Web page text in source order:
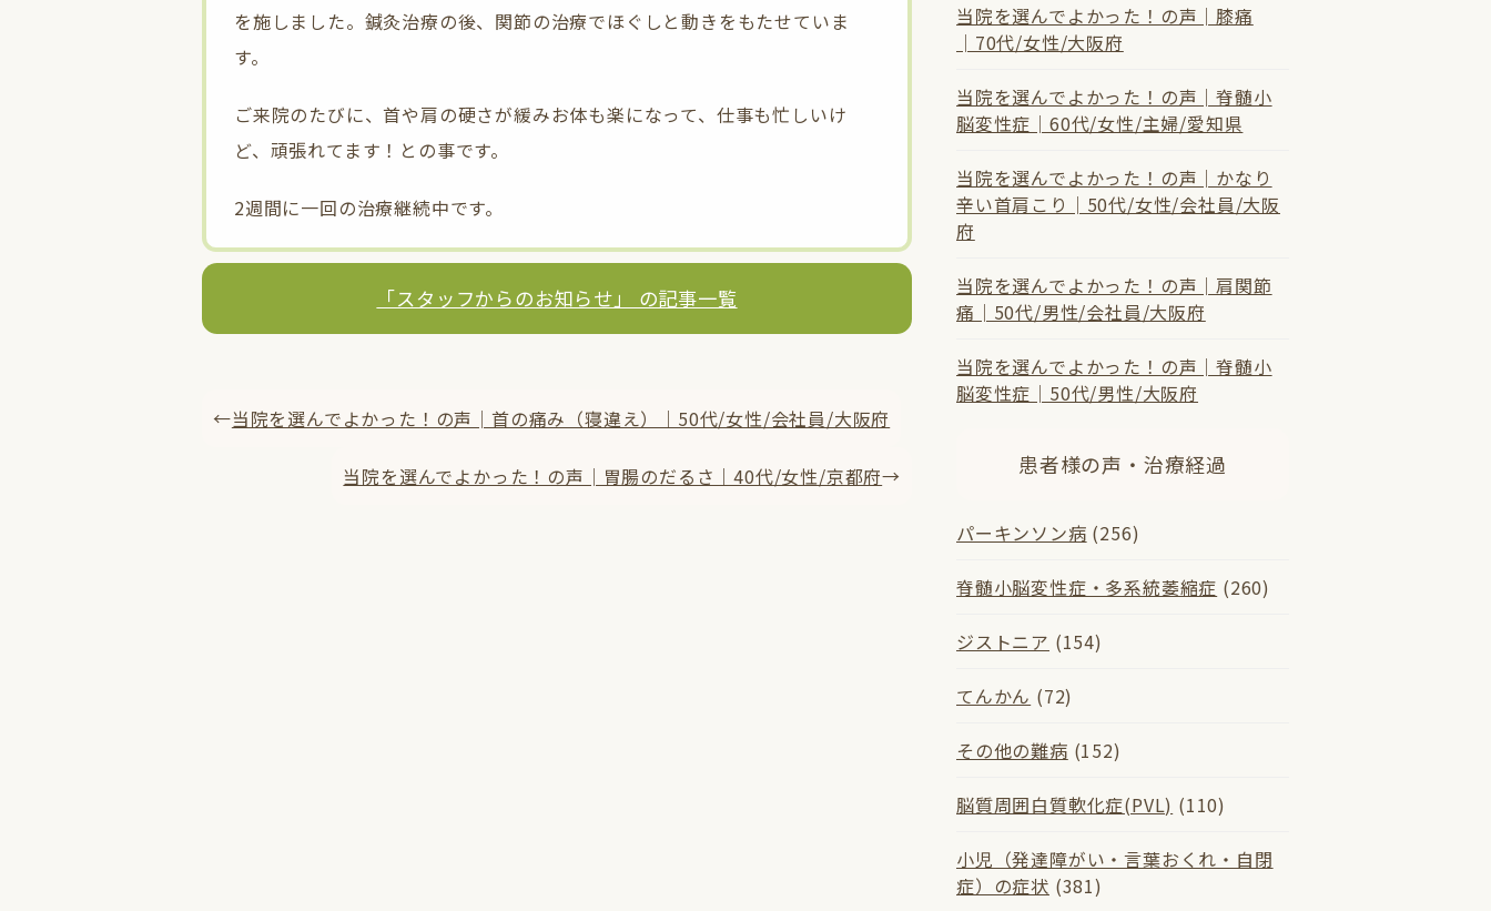
を施しました。鍼灸治療の後、関節の治療でほぐしと動きをもたせていま
す。
ご来院のたびに、首や肩の硬さが緩みお体も楽になって、仕事も忙しいけ
ど、頑張れてます！との事です。
2週間に一回の治療継続中です。
「スタッフからのお知らせ」 の記事一覧
←当院を選んでよかった！の声│首の痛み（寝違え）｜50代/女性/会社員/大阪府
当院を選んでよかった！の声│胃腸のだるさ｜40代/女性/京都府→
当院を選んでよかった！の声│膝痛
│70代/女性/大阪府
当院を選んでよかった！の声│脊髄小
脳変性症│60代/女性/主婦/愛知県
当院を選んでよかった！の声│かなり
辛い首肩こり│50代/女性/会社員/大阪
府
当院を選んでよかった！の声│肩関節
痛│50代/男性/会社員/大阪府
当院を選んでよかった！の声│脊髄小
脳変性症│50代/男性/大阪府
患者様の声・治療経過
パーキンソン病 (256)
脊髄小脳変性症・多系統萎縮症 (260)
ジストニア (154)
てんかん (72)
その他の難病 (152)
脳質周囲白質軟化症(PVL) (110)
小児（発達障がい・言葉おくれ・自閉
症）の症状 (381)